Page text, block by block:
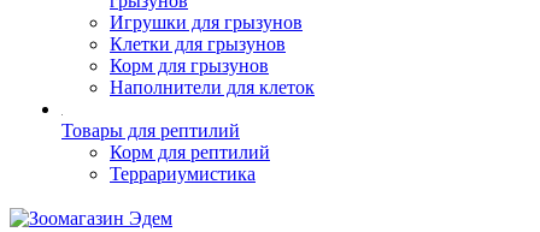
Игрушки для грызунов
Клетки для грызунов
Корм для грызунов
Наполнители для клеток
Товары для рептилий
Корм для рептилий
Террариумистика